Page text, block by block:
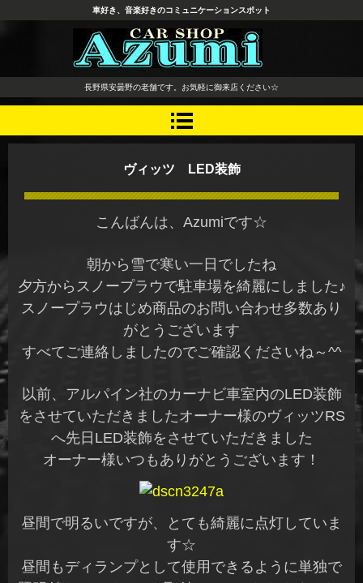
長野県 安曇野市 タイヤ ホ
イール デッドニング カーオ
ーディオ レカロシート
車好き、音楽好きのコミュニケーションスポット
長野県安曇野の老舗です。お気軽に御来店ください☆
ヴィッツ LED装飾
こんばんは、Azumiです☆
朝から雪で寒い一日でしたね
夕方からスノープラウで駐車場を綺麗にしました♪
スノープラウはじめ商品のお問い合わせ多数あり
がとうございます
すべてご連絡しましたのでご確認くださいね～^^
以前、アルパイン社のカーナビ車室内のLED装飾
をさせていただきましたオーナー様のヴィッツRS
へ先日LED装飾をさせていただきました
オーナー様いつもありがとうございます！
昼間で明るいですが、とても綺麗に点灯していま
す☆
昼間もディランプとして使用できるように単独で